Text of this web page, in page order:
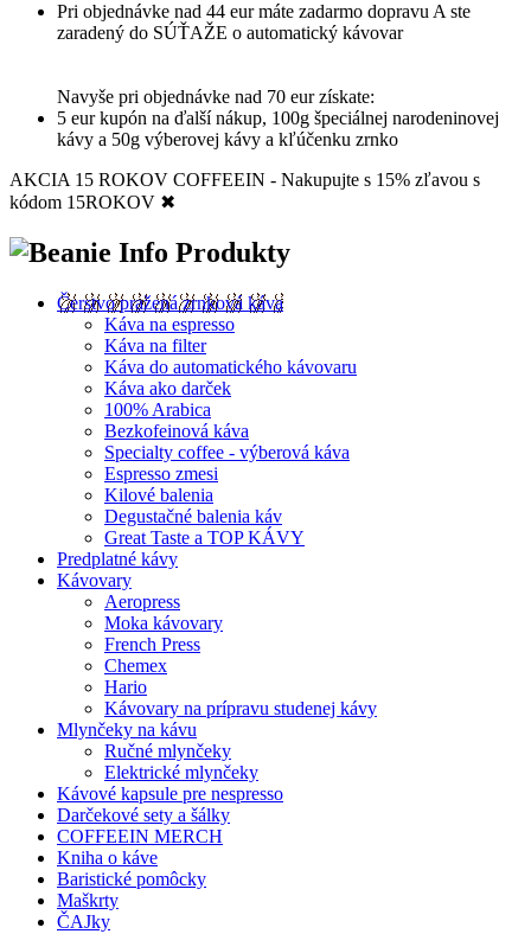
Pri objednávke nad 44 eur máte zadarmo dopravu A ste
zaradený do SÚŤAŽE o automatický kávovar
Navyše pri objednávke nad 70 eur získate:
5 eur kupón na ďalší nákup, 100g špeciálnej narodeninovej
kávy a 50g výberovej kávy a kľúčenku zrnko
AKCIA 15 ROKOV COFFEEIN - Nakupujte s 15% zľavou s
kódom 15ROKOV ✖
Produkty
Čerstvo pražená zrnková káva
Káva na espresso
Káva na filter
Káva do automatického kávovaru
Káva ako darček
100% Arabica
Bezkofeinová káva
Specialty coffee - výberová káva
Espresso zmesi
Kilové balenia
Degustačné balenia káv
Great Taste a TOP KÁVY
Predplatné kávy
Kávovary
Aeropress
Moka kávovary
French Press
Chemex
Hario
Kávovary na prípravu studenej kávy
Mlynčeky na kávu
Ručné mlynčeky
Elektrické mlynčeky
Kávové kapsule pre nespresso
Darčekové sety a šálky
COFFEEIN MERCH
Kniha o káve
Baristické pomôcky
Maškrty
ČAJky